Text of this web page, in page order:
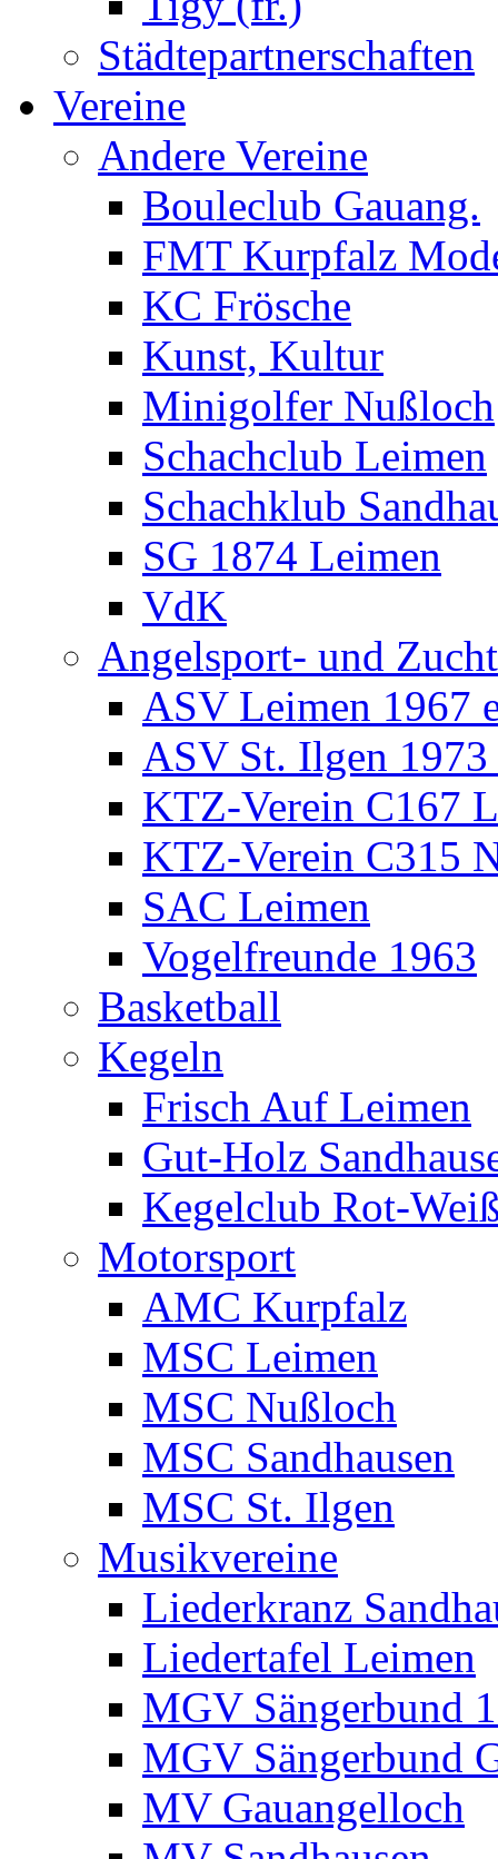
Städtepartnerschaften
Vereine
Andere Vereine
Bouleclub Gauang.
FMT Kurpfalz
KC Frösche
Kunst, Kultur
Minigolfer Nußloch
Schachclub Leimen
Schachklub
SG 1874 Leimen
VdK
Angelsport- und
ASV Leimen 1967
ASV St. Ilgen 1973
KTZ-Verein C167
KTZ-Verein C315
SAC Leimen
Vogelfreunde 1963
Basketball
Kegeln
Frisch Auf Leimen
Gut-Holz
Kegelclub Rot-
Motorsport
AMC Kurpfalz
MSC Leimen
MSC Nußloch
MSC Sandhausen
MSC St. Ilgen
Musikvereine
Liederkranz
Liedertafel Leimen
MGV Sängerbund
MGV Sängerbund
MV Gauangelloch